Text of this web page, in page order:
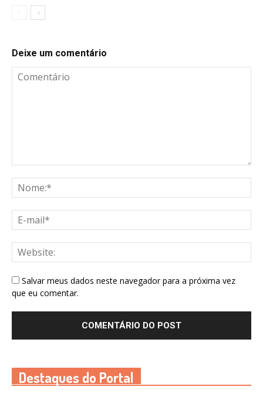
Deixe um comentário
Salvar meus dados neste navegador para a próxima vez
que eu comentar.
Destaques do Portal